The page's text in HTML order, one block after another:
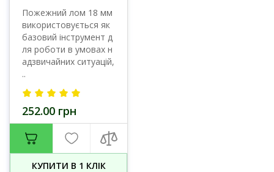
Пожежний лом 18 мм
використовується як
базовий інструмент д
ля роботи в умовах н
адзвичайних ситуацій,
..
252.00 грн
КУПИТИ В 1 КЛIК